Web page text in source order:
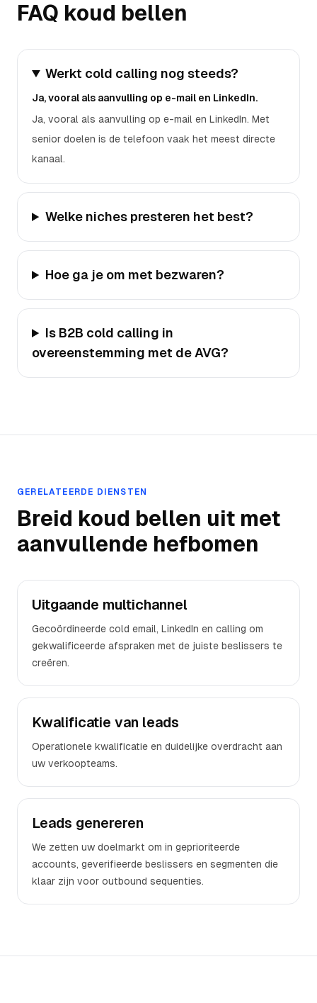
FAQ koud bellen
Werkt cold calling nog steeds?
Ja, vooral als aanvulling op e-mail en LinkedIn.
Ja, vooral als aanvulling op e-mail en LinkedIn. Met
senior doelen is de telefoon vaak het meest directe
kanaal.
Welke niches presteren het best?
Hoe ga je om met bezwaren?
Is B2B cold calling in
overeenstemming met de AVG?
GERELATEERDE DIENSTEN
Breid koud bellen uit met
aanvullende hefbomen
Uitgaande multichannel
Gecoördineerde cold email, LinkedIn en calling om
gekwalificeerde afspraken met de juiste beslissers te
creëren.
Kwalificatie van leads
Operationele kwalificatie en duidelijke overdracht aan
uw verkoopteams.
Leads genereren
We zetten uw doelmarkt om in geprioriteerde
accounts, geverifieerde beslissers en segmenten die
klaar zijn voor outbound sequenties.